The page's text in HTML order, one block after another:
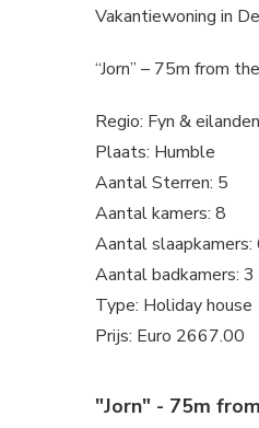
Vakantiewoning in
“Jorn” – 75m from
Regio: Fyn & eilanden
Plaats: Humble
Aantal Sterren: 5
Aantal kamers: 8
Aantal slaapkamers:
Aantal badkamers: 3
Type: Holiday house
Prijs: Euro 2667.00
"Jorn" - 75m